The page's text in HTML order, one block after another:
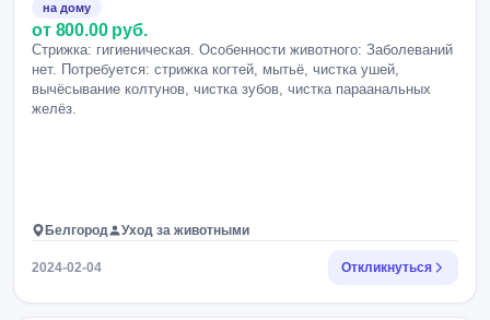
на дому
от 800.00 руб.
Стрижка: гигиеническая. Особенности животного: Заболеваний
нет. Потребуется: стрижка когтей, мытьё, чистка ушей,
вычёсывание колтунов, чистка зубов, чистка параанальных
желёз.
Белгород Уход за животными
2024-02-04 Откликнуться